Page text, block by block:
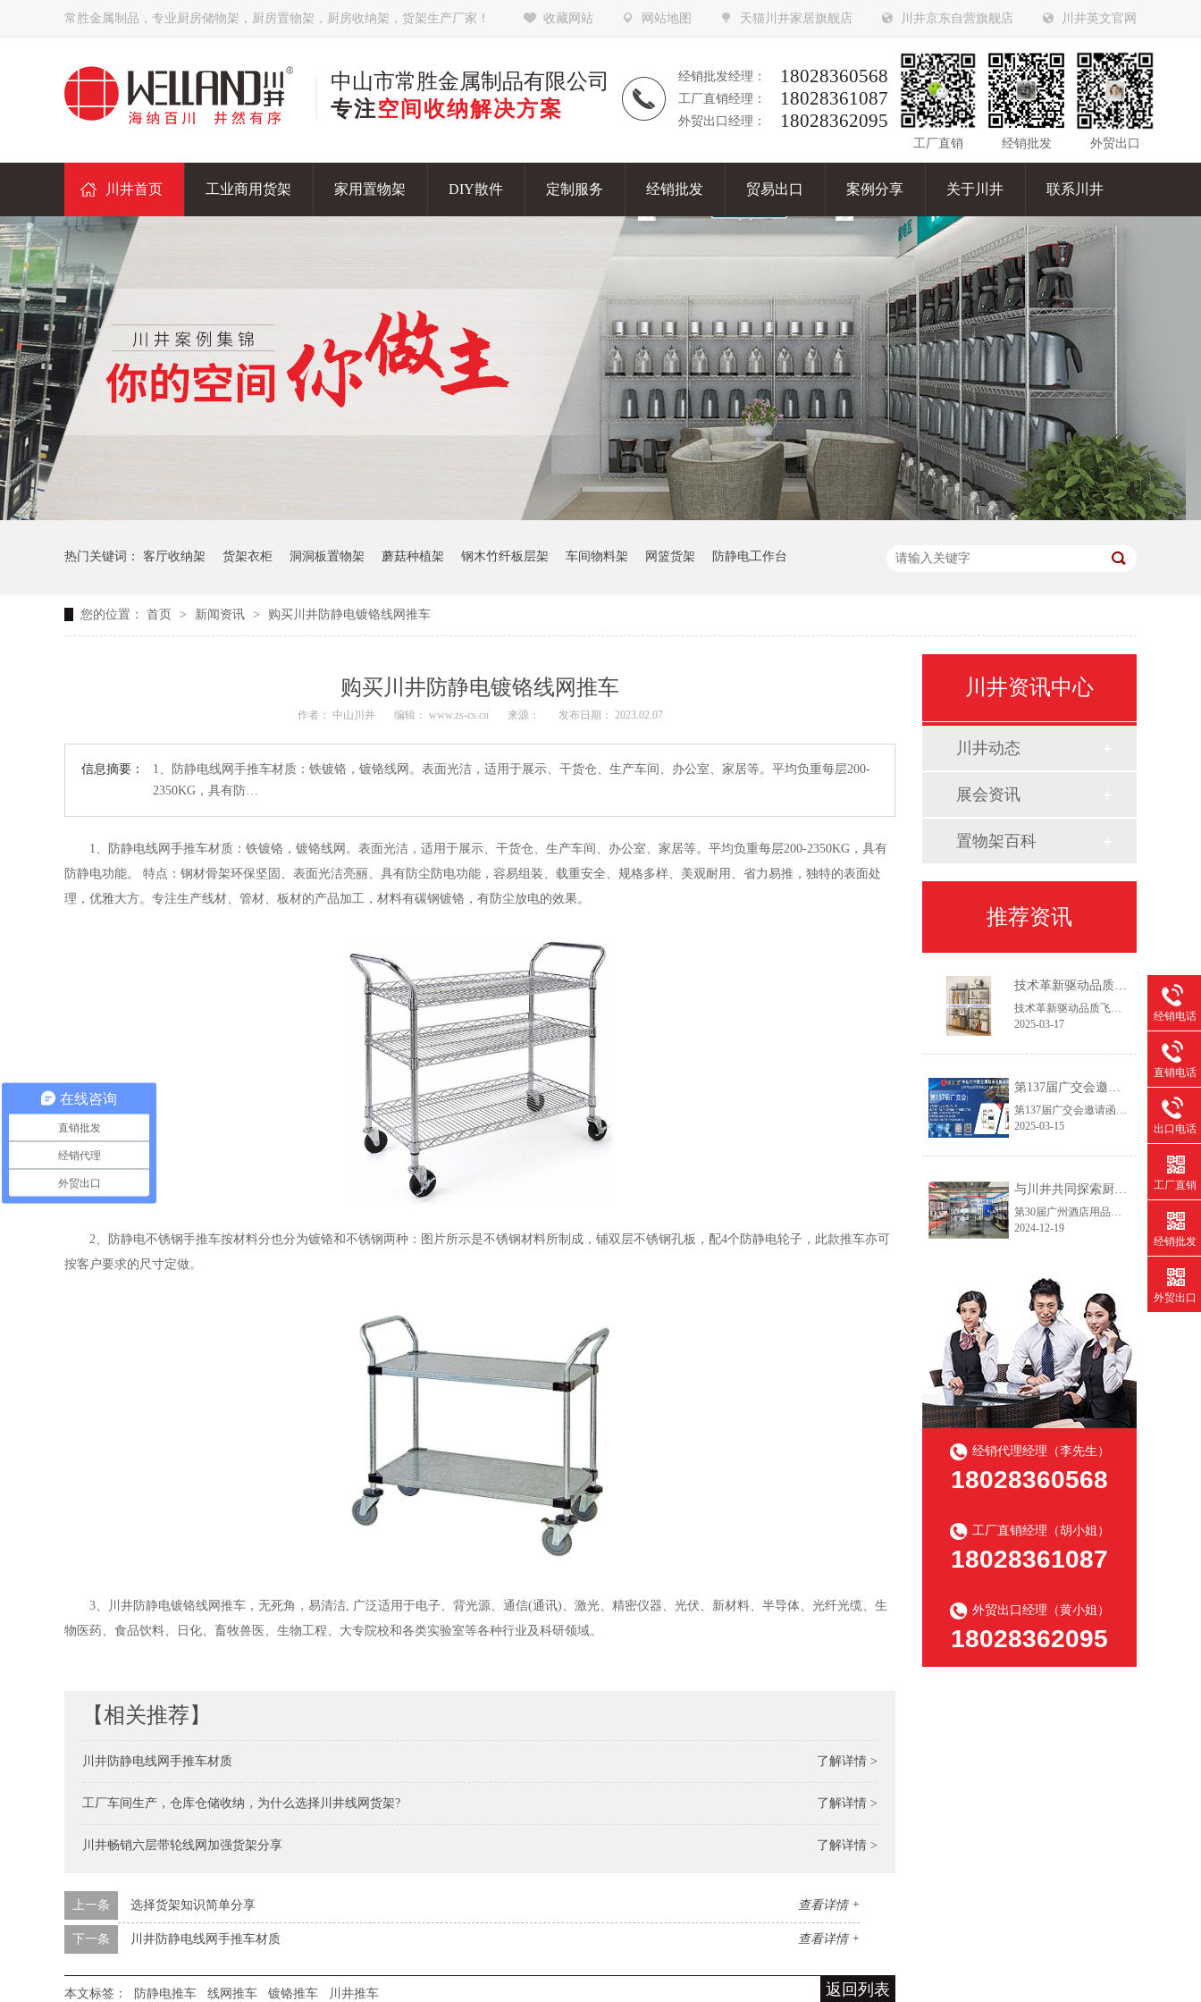
收藏网站 网站地图 天猫川井家居旗舰店 川井京东自营旗舰店 川井英文官网
常胜金属制品，专业厨房储物架，厨房置物架，厨房收纳架，货架生产厂家！
经销批发经理： 18028360568
工厂直销经理： 18028361087
外贸出口经理： 18028362095
中山市常胜金属制品有限公司
专注空间收纳解决方案
工厂直销 经销批发 外贸出口
川井首页 工业商用货架 家用置物架 DIY散件 定制服务 经销批发 贸易出口 案例分享 关于川井 联系川井
热门关键词： 客厅收纳架 货架衣柜 洞洞板置物架 蘑菇种植架 钢木竹纤板层架 车间物料架 网篮货架 防静电工作台
您的位置： 首页 > 新闻资讯 > 购买川井防静电镀铬线网推车
购买川井防静电镀铬线网推车
作者： 中山川井 编辑： www.zs-cs.cn 来源： 发布日期： 2023.02.07
信息摘要：
1、防静电线网手推车材质：铁镀铬，镀铬线网。表面光洁，适用于展示、干货仓、生产车间、办公室、家居等。平均负重每层200-
2350KG，具有防…
1、防静电线网手推车材质：铁镀铬，镀铬线网。表面光洁，适用于展示、干货仓、生产车间、办公室、家居等。平均负重每层200-2350KG，具有
防静电功能。 特点：钢材骨架环保坚固、表面光洁亮丽、具有防尘防电功能，容易组装、载重安全、规格多样、美观耐用、省力易推，独特的表面处
理，优雅大方。专注生产线材、管材、板材的产品加工，材料有碳钢镀铬，有防尘放电的效果。
2、防静电不锈钢手推车按材料分也分为镀铬和不锈钢两种：图片所示是不锈钢材料所制成，铺双层不锈钢孔板，配4个防静电轮子，此款推车亦可
按客户要求的尺寸定做。
3、川井防静电镀铬线网推车，无死角，易清洁, 广泛适用于电子、背光源、通信(通讯)、激光、精密仪器、光伏、新材料、半导体、光纤光缆、生
物医药、食品饮料、日化、畜牧兽医、生物工程、大专院校和各类实验室等各种行业及科研领域。
【相关推荐】
了解详情 >
川井防静电线网手推车材质
了解详情 >
工厂车间生产，仓库仓储收纳，为什么选择川井线网货架?
了解详情 >
川井畅销六层带轮线网加强货架分享
查看详情 +
上一条 选择货架知识简单分享
查看详情 +
下一条 川井防静电线网手推车材质
返回列表
本文标签： 防静电推车 线网推车 镀铬推车 川井推车
川井资讯中心
川井动态
展会资讯
置物架百科
推荐资讯
技术革新驱动品质飞跃——2025新一代设备赋能线网货架智造升级
技术革新驱动品质飞跃——2025新一代设备赋能线网货架智造升级作为专注线网货架领域的生产服务商，我们始终践行"以客户为主，以创新促发展"的经营理念。通过持续优化生产工艺流程和产品结构设计，我们致力于为客户提供更具市场竞争力的仓储解决方案，在保证产品精工品质的同时，实现交付周期缩短30%以上，助力客户快速开拓新兴市场。
2025-03-17
第137届广交会邀请函
第137届广交会邀请函智造未来，链通全球尊敬的合作伙伴：【中山市常胜金属制品有限公司】作为拥有26年经验的线网货架制造商，诚邀您莅临第137届中国进出口商品交易会(广交会，本次展会我们将推出家用及商用双场景新品，助力全球合作伙伴提升空间管理效率。
2025-03-15
与川井共同探索厨房与冷库收纳创新——第30届广州酒店用品展今日开幕
第30届广州酒店用品展今天开展了，欢迎各界新老客户朋友们到访我们的厨房和冷库货架的展位。广州琶洲展馆B区10.2.590~592，12月19日~21日，欢迎咨询产品目录和询价!
2024-12-19
经销代理经理（李先生）
18028360568
工厂直销经理（胡小姐）
18028361087
外贸出口经理（黄小姐）
18028362095
经销电话
直销电话
出口电话
工厂直销
经销批发
外贸出口
在线咨询
直销批发
经销代理
外贸出口